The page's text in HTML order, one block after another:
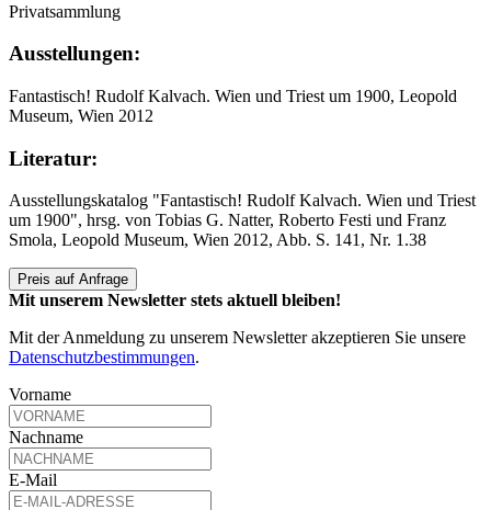
Privatsammlung
Ausstellungen:
Fantastisch! Rudolf Kalvach. Wien und Triest um 1900, Leopold
Museum, Wien 2012
Literatur:
Ausstellungskatalog "Fantastisch! Rudolf Kalvach. Wien und Triest
um 1900", hrsg. von Tobias G. Natter, Roberto Festi und Franz
Smola, Leopold Museum, Wien 2012, Abb. S. 141, Nr. 1.38
Preis auf Anfrage
Mit unserem Newsletter stets aktuell bleiben!
Mit der Anmeldung zu unserem Newsletter akzeptieren Sie unsere
Datenschutzbestimmungen.
Vorname
Nachname
E-Mail